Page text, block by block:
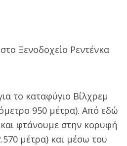
Ξενοδοχείο Ρεντένκα
το καταφύγιο Βίλχρεμ
950 μέτρα). Από εδώ
και φτάνουμε στην κορυφή
μέτρα) και μέσω του